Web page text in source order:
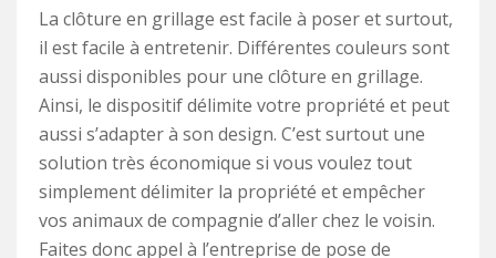
La clôture en grillage est facile à poser et surtout,
il est facile à entretenir. Différentes couleurs sont
aussi disponibles pour une clôture en grillage.
Ainsi, le dispositif délimite votre propriété et peut
aussi s’adapter à son design. C’est surtout une
solution très économique si vous voulez tout
simplement délimiter la propriété et empêcher
vos animaux de compagnie d’aller chez le voisin.
Faites donc appel à l’entreprise de pose de